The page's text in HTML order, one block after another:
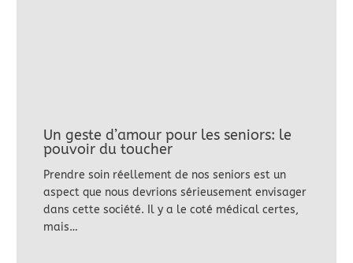
Un geste d’amour pour les seniors: le
pouvoir du toucher
Prendre soin réellement de nos seniors est un
aspect que nous devrions sérieusement envisager
dans cette société. Il y a le coté médical certes,
mais…